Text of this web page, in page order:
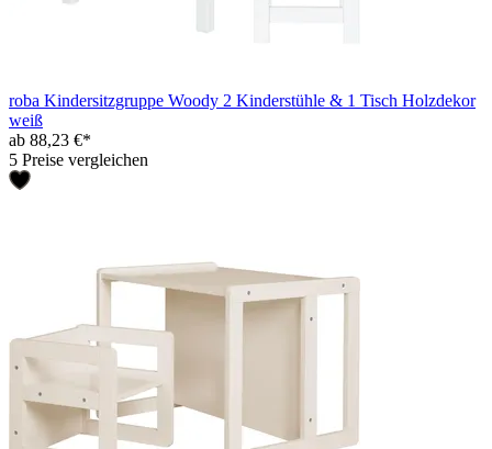
roba Kindersitzgruppe Woody 2 Kinderstühle & 1 Tisch Holzdekor
weiß
ab 88,23 €*
5 Preise vergleichen